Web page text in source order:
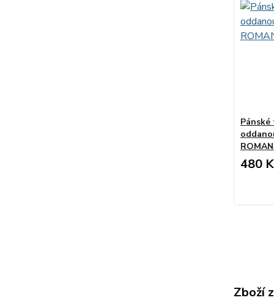
480
Zboží